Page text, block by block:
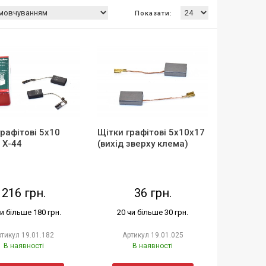
Показати:
5х10
Х-44
216 грн.
більше 180 грн.
19.01.182
В наявності
Щітки графітові 5х10х17
(вихід зверху клема)
36 грн.
20 чи більше 30 грн.
Артикул 19.01.025
В наявності